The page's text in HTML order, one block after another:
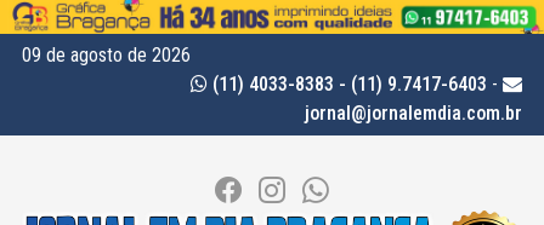
09 de agosto de 2026
(11) 4033-8383 - (11) 9.7417-6403 -
jornal@jornalemdia.com.br